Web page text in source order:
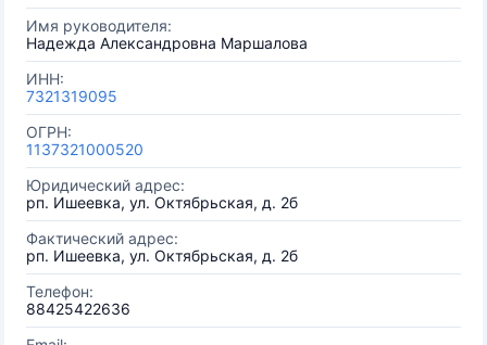
Имя руководителя:
Надежда Александровна Маршалова
ИНН:
7321319095
ОГРН:
1137321000520
Юридический адрес:
рп. Ишеевка, ул. Октябрьская, д. 2б
Фактический адрес:
рп. Ишеевка, ул. Октябрьская, д. 2б
Телефон:
88425422636